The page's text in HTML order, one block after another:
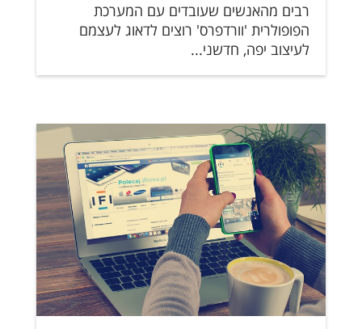
רבים מהאנשים שעובדים עם המערכת
הפופולרית 'וורדפרס' רוצים לדאוג לעצמם
לעיצוב יפה, חדשני...